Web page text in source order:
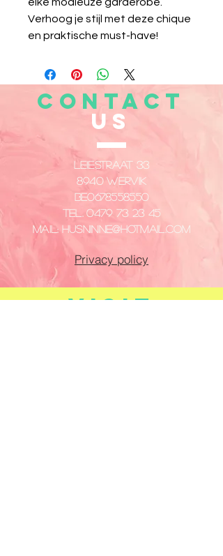
elke modieuze garderobe.
Verhoog je stijl met deze chique
en praktische must-have!
CONTACT
US
Leiestraat 33
8940 Wervik
​BE0678558550
Tel.0479 73 23 45
Mail: husninne@hotmail.com
Privacy policy
VISIT